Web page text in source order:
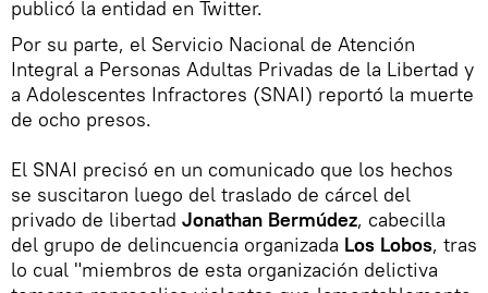
publicó la entidad en Twitter.
Por su parte, el Servicio Nacional de Atención
Integral a Personas Adultas Privadas de la Libertad y
a Adolescentes Infractores (SNAI) reportó la muerte
de ocho presos.
El SNAI precisó en un comunicado que los hechos
se suscitaron luego del traslado de cárcel del
privado de libertad Jonathan Bermúdez, cabecilla
del grupo de delincuencia organizada Los Lobos, tras
lo cual "miembros de esta organización delictiva